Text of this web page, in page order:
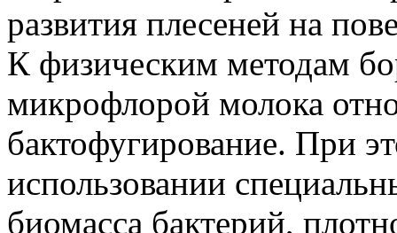
развития плесеней на
К физическим методам
микрофлорой молока
бактофугирование. При
использовании
биомасса бактерий,